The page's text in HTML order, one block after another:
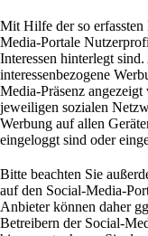
Mit Hilfe der so
Media-Portale
Interessen hinterlegt
interessenbezogene
Media-Präsenz
jeweiligen sozialen
Werbung auf allen
eingeloggt sind oder
Bitte beachten Sie
auf den Social-Media-
Anbieter können daher
Betreibern der Social-